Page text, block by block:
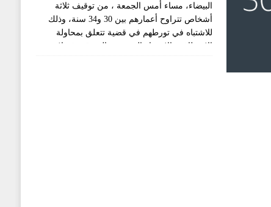
البيضاء، مساء أمس الجمعة ، من توقيف ثلاثة
أشخاص تتراوح أعمارهم بين 30 و34 سنة، وذلك
للاشتباه في تورطهم في قضية تتعلق بمحاولة
الاختطاف والاحتجاز المقرونة بالسرقة، فضلا عن